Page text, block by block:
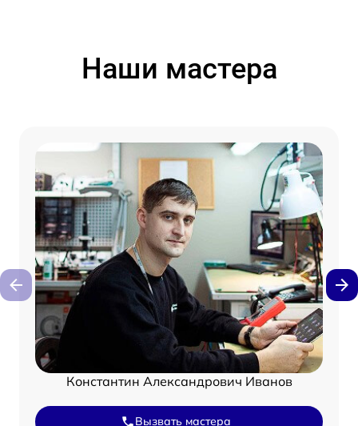
Наши мастера
Константин Александрович Иванов
Вызвать мастера